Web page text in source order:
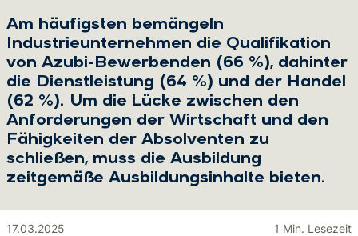
Am häufigsten bemängeln
Industrieunternehmen die Qualifikation
von Azubi-Bewerbenden (66 %), dahinter
die Dienstleistung (64 %) und der Handel
(62 %). Um die Lücke zwischen den
Anforderungen der Wirtschaft und den
Fähigkeiten der Absolventen zu
schließen, muss die Ausbildung
zeitgemäße Ausbildungsinhalte bieten.
17.03.2025 1 Min. Lesezeit